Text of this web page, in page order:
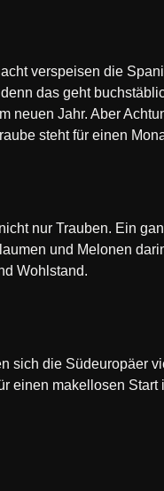
verspeisen die
das geht
neuen Jahr. Aber
steht für einen
nur Trauben. Ein
und Melonen
Wohlstand.
sich die Südeuropäer
einen makellosen Start